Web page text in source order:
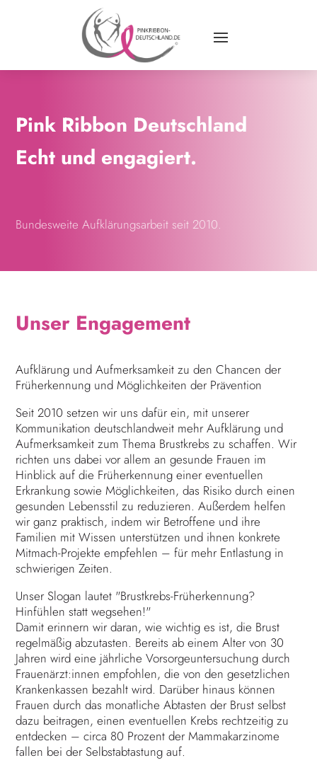
Pink Ribbon Deutschland
Echt und engagiert.
Bundesweite Aufklärungsarbeit seit 2010.
Unser Engagement
Aufklärung und Aufmerksamkeit zu den Chancen der
Früherkennung und Möglichkeiten der Prävention
Seit 2010 setzen wir uns dafür ein, mit unserer
Kommunikation deutschlandweit mehr Aufklärung und
Aufmerksamkeit zum Thema Brustkrebs zu schaffen. Wir
richten uns dabei vor allem an gesunde Frauen im
Hinblick auf die Früherkennung einer eventuellen
Erkrankung sowie Möglichkeiten, das Risiko durch einen
gesunden Lebensstil zu reduzieren. Außerdem helfen
wir ganz praktisch, indem wir Betroffene und ihre
Familien mit Wissen unterstützen und ihnen konkrete
Mitmach-Projekte empfehlen – für mehr Entlastung in
schwierigen Zeiten.
Unser Slogan lautet "Brustkrebs-Früherkennung?
Hinfühlen statt wegsehen!"
Damit erinnern wir daran, wie wichtig es ist, die Brust
regelmäßig abzutasten. Bereits ab einem Alter von 30
Jahren wird eine jährliche Vorsorgeuntersuchung durch
Frauenärzt:innen empfohlen, die von den gesetzlichen
Krankenkassen bezahlt wird. Darüber hinaus können
Frauen durch das monatliche Abtasten der Brust selbst
dazu beitragen, einen eventuellen Krebs rechtzeitig zu
entdecken – circa 80 Prozent der Mammakarzinome
fallen bei der Selbstabtastung auf.